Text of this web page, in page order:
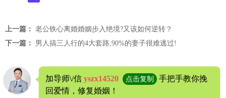
上一篇： 老公铁心离婚婚姻步入绝境?又该如何逆转？
下一篇：
男人搞三人行的4大套路,90%的妻子很难逃过!
加导师\/信 yszx14520 点击复制
手把手教你挽
回爱情，修复婚姻！